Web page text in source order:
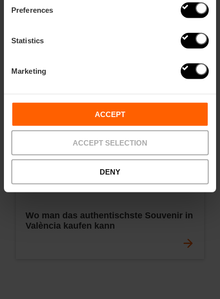
Preferences
Statistics
Marketing
ACCEPT
ACCEPT SELECTION
DENY
Wo man das authentischste Souvenir in
València kaufen kann